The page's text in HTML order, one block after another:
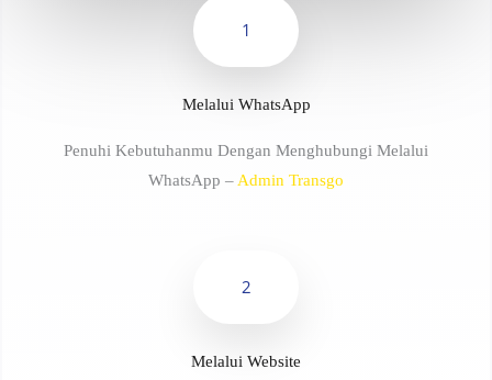
1
Melalui WhatsApp
Penuhi Kebutuhanmu Dengan Menghubungi Melalui
WhatsApp – Admin Transgo
2
Melalui Website